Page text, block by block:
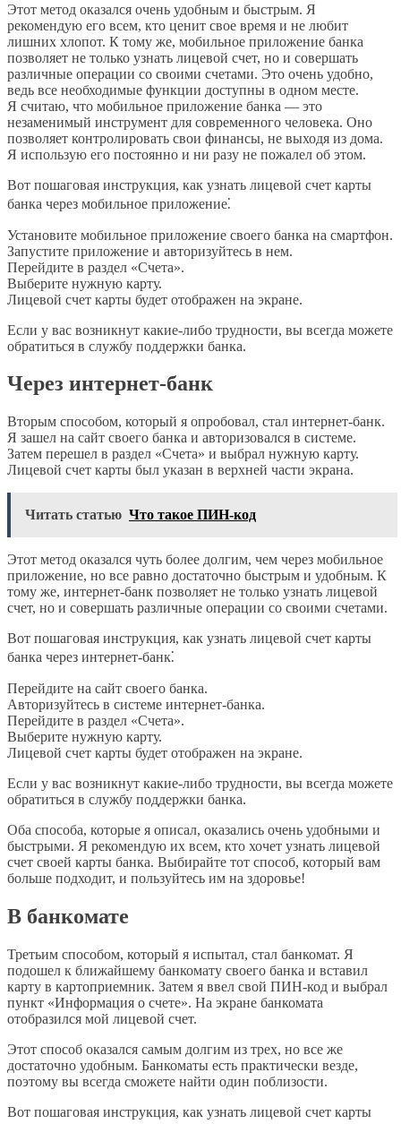
Этот метод оказался очень удобным и быстрым. Я
рекомендую его всем, кто ценит свое время и не любит
лишних хлопот. К тому же, мобильное приложение банка
позволяет не только узнать лицевой счет, но и совершать
различные операции со своими счетами. Это очень удобно,
ведь все необходимые функции доступны в одном месте.
Я считаю, что мобильное приложение банка — это
незаменимый инструмент для современного человека. Оно
позволяет контролировать свои финансы, не выходя из дома.
Я использую его постоянно и ни разу не пожалел об этом.
Вот пошаговая инструкция, как узнать лицевой счет карты
банка через мобильное приложение⁚
Установите мобильное приложение своего банка на смартфон.
Запустите приложение и авторизуйтесь в нем.
Перейдите в раздел «Счета».
Выберите нужную карту.
Лицевой счет карты будет отображен на экране.
Если у вас возникнут какие-либо трудности, вы всегда можете
обратиться в службу поддержки банка.
Через интернет-банк
Вторым способом, который я опробовал, стал интернет-банк.
Я зашел на сайт своего банка и авторизовался в системе.
Затем перешел в раздел «Счета» и выбрал нужную карту.
Лицевой счет карты был указан в верхней части экрана.
Читать статью Что такое ПИН-код
Этот метод оказался чуть более долгим, чем через мобильное
приложение, но все равно достаточно быстрым и удобным. К
тому же, интернет-банк позволяет не только узнать лицевой
счет, но и совершать различные операции со своими счетами.
Вот пошаговая инструкция, как узнать лицевой счет карты
банка через интернет-банк⁚
Перейдите на сайт своего банка.
Авторизуйтесь в системе интернет-банка.
Перейдите в раздел «Счета».
Выберите нужную карту.
Лицевой счет карты будет отображен на экране.
Если у вас возникнут какие-либо трудности, вы всегда можете
обратиться в службу поддержки банка.
Оба способа, которые я описал, оказались очень удобными и
быстрыми. Я рекомендую их всем, кто хочет узнать лицевой
счет своей карты банка. Выбирайте тот способ, который вам
больше подходит, и пользуйтесь им на здоровье!
В банкомате
Третьим способом, который я испытал, стал банкомат. Я
подошел к ближайшему банкомату своего банка и вставил
карту в картоприемник. Затем я ввел свой ПИН-код и выбрал
пункт «Информация о счете». На экране банкомата
отобразился мой лицевой счет.
Этот способ оказался самым долгим из трех, но все же
достаточно удобным. Банкоматы есть практически везде,
поэтому вы всегда сможете найти один поблизости.
Вот пошаговая инструкция, как узнать лицевой счет карты